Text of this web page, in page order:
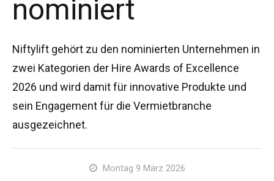
HR17N
HR17E
HR21E
HR28 4x4
HR15 4x4
HR17N
HR17 4x4
HR28 4x4
HR17 4x4
HR21 4x4
SD210 4x4x4
Kettenantrieb
TD120TN
TD120T
TD150T
Gebrauchte Maschinen
Gen2 Hybrid
SiOPS
ToughCage-Technologie
Produkt-Updates
Niftylink-Unterstützung
NiftyPRO
Service & Ersatzteile
Kunden-Kommentare
Niftylift Händler
Blog
Bedingungen & Politiken
nominiert
Niftylift gehört zu den nominierten Unternehmen in
zwei Kategorien der Hire Awards of Excellence
2026 und wird damit für innovative Produkte und
sein Engagement für die Vermietbranche
ausgezeichnet.
Montag 9 März 2026